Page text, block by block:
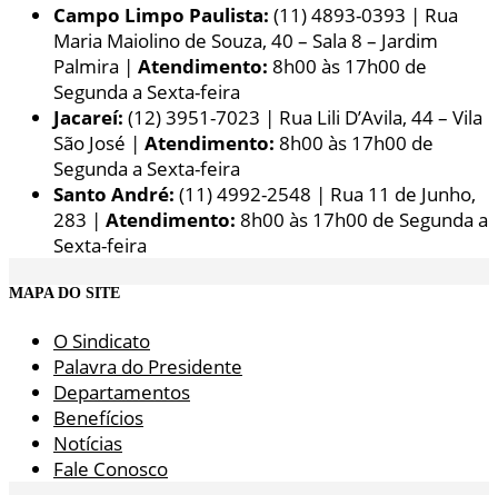
Campo Limpo Paulista: (11) 4893-0393 | Rua
Maria Maiolino de Souza, 40 – Sala 8 – Jardim
Palmira | Atendimento: 8h00 às 17h00 de
Segunda a Sexta-feira
Jacareí: (12) 3951-7023 | Rua Lili D’Avila, 44 – Vila
São José | Atendimento: 8h00 às 17h00 de
Segunda a Sexta-feira
Santo André: (11) 4992-2548 | Rua 11 de Junho,
283 | Atendimento: 8h00 às 17h00 de Segunda a
Sexta-feira
MAPA DO SITE
O Sindicato
Palavra do Presidente
Departamentos
Benefícios
Notícias
Fale Conosco